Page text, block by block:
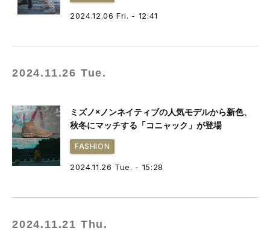
2024.12.06 Fri. - 12:41
2024.11.26 Tue.
ミズノ×ノンネイティブの人気モデルから新色、
秋冬にマッチする「コニャック」が登場
FASHION
2024.11.26 Tue. - 15:28
2024.11.21 Thu.